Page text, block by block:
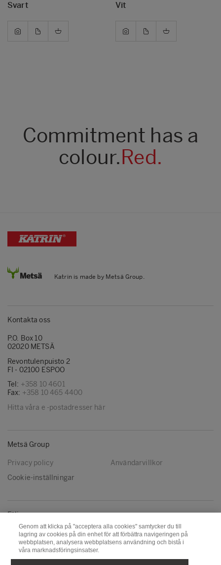
Svart
Vit
Commitment has a
colour.Red.
Katrin is made by Metsä Group.
Kontakta oss
P.O. Box 10
02020 METSÄ
Revontulenpuisto 2
FI - 02100 ESPOO
Tel: +358 10 4601
Fax: +358 10 465 4400
Hitta våra e -postadresser här
Metsä Group
Privacy policy
Användarvillkor
Cookie-inställningar
Följ oss
LinkedIn Youtube
Genom att klicka på "acceptera alla cookies" samtycker du till
lagring av cookies på din enhet för att förbättra navigeringen på
webbplatsen, analysera webbplatsens användning och bistå i
våra marknadsföringsinsatser.